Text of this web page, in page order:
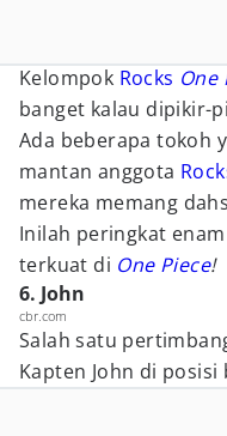
Kelompok Rocks One
banget kalau dipikir-
Ada beberapa tokoh
mantan anggota
mereka memang
Inilah peringkat
terkuat di One Piece!
6. John
cbr.com
Salah satu
Kapten John di